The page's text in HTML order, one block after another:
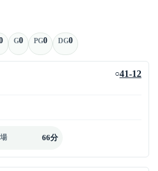
G0 PG0 DG0
○41-12
66分